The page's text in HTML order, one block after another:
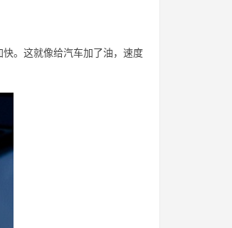
。这就像给汽车加了油，速度